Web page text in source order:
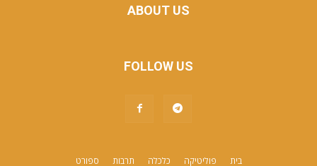
ABOUT US
FOLLOW US
ספורט תרבות כלכלה פוליטיקה בית